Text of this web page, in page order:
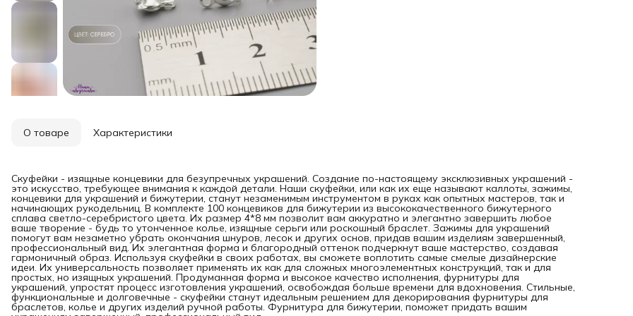
О товаре Характеристики
Скуфейки - изящные концевики для безупречных украшений. Создание по-настоящему эксклюзивных украшений -
это искусство, требующее внимания к каждой детали. Наши скуфейки, или как их еще называют каллоты, зажимы,
концевики для украшений и бижутерии, станут незаменимым инструментом в руках как опытных мастеров, так и
начинающих рукодельниц. В комплекте 100 концевиков для бижутерии из высококачественного бижутерного
сплава светло-серебристого цвета. Их размер 4*8 мм позволит вам аккуратно и элегантно завершить любое
ваше творение - будь то утонченное колье, изящные серьги или роскошный браслет. Зажимы для украшений
помогут вам незаметно убрать окончания шнуров, лесок и других основ, придав вашим изделиям завершенный,
профессиональный вид. Их элегантная форма и благородный оттенок подчеркнут ваше мастерство, создавая
гармоничный образ. Используя скуфейки в своих работах, вы сможете воплотить самые смелые дизайнерские
идеи. Их универсальность позволяет применять их как для сложных многоэлементных конструкций, так и для
простых, но изящных украшений. Продуманная форма и высокое качество исполнения, фурнитуры для
украшений, упростят процесс изготовления украшений, освобождая больше времени для вдохновения. Стильные,
функциональные и долговечные - скуфейки станут идеальным решением для декорирования фурнитуры для
браслетов, колье и других изделий ручной работы. Фурнитура для бижутерии, поможет придать вашим